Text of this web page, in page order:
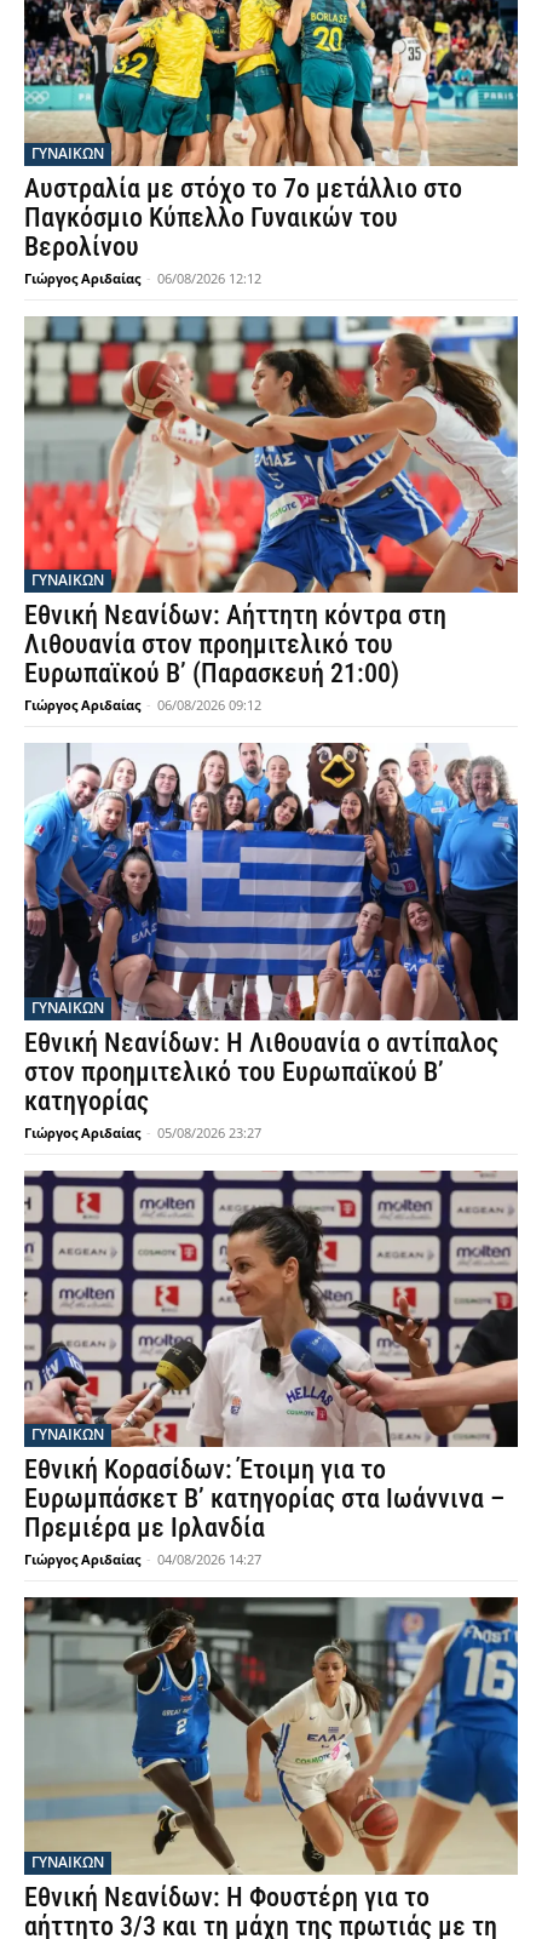
ΓΥΝΑΙΚΩΝ
Αυστραλία με στόχο το 7ο μετάλλιο στο
Παγκόσμιο Κύπελλο Γυναικών του
Βερολίνου
Γιώργος Αριδαίας - 06/08/2026 12:12
ΓΥΝΑΙΚΩΝ
Εθνική Νεανίδων: Αήττητη κόντρα στη
Λιθουανία στον προημιτελικό του
Ευρωπαϊκού Β’ (Παρασκευή 21:00)
Γιώργος Αριδαίας - 06/08/2026 09:12
ΓΥΝΑΙΚΩΝ
Εθνική Νεανίδων: Η Λιθουανία ο αντίπαλος
στον προημιτελικό του Ευρωπαϊκού Β’
κατηγορίας
Γιώργος Αριδαίας - 05/08/2026 23:27
ΓΥΝΑΙΚΩΝ
Εθνική Κορασίδων: Έτοιμη για το
Ευρωμπάσκετ Β’ κατηγορίας στα Ιωάννινα –
Πρεμιέρα με Ιρλανδία
Γιώργος Αριδαίας - 04/08/2026 14:27
ΓΥΝΑΙΚΩΝ
Εθνική Νεανίδων: Η Φουστέρη για το
αήττητο 3/3 και τη μάχη της πρωτιάς με τη